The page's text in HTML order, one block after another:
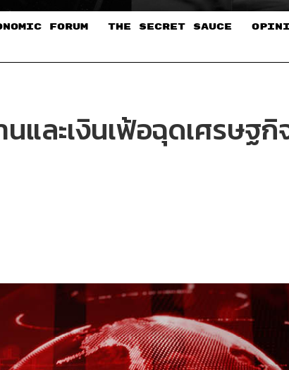
FORUM THE SECRET SAUCE​
นและเงินเฟ้อฉุดเศรษฐกิ